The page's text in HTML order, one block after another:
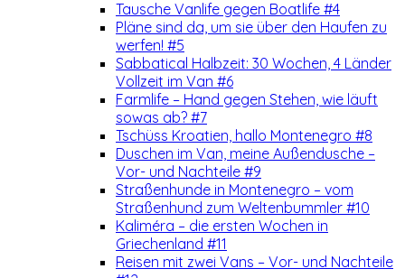
Tausche Vanlife gegen Boatlife #4
Pläne sind da, um sie über den Haufen zu
werfen! #5
Sabbatical Halbzeit: 30 Wochen, 4 Länder
Vollzeit im Van #6
Farmlife – Hand gegen Stehen, wie läuft
sowas ab? #7
Tschüss Kroatien, hallo Montenegro #8
Duschen im Van, meine Außendusche –
Vor- und Nachteile #9
Straßenhunde in Montenegro – vom
Straßenhund zum Weltenbummler #10
Kaliméra – die ersten Wochen in
Griechenland #11
Reisen mit zwei Vans – Vor- und Nachteile